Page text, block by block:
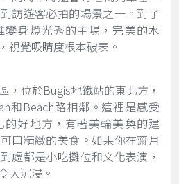
訪遊客必拍的場景之一。到了
身燈光秀的主場，完美的水
視覺吸睛度根本破表。
，位於Bugis地鐵站的東北方，
和Beach路相鄰。這裡是感受
好地方，有著美輪美奐的建
口精緻的美食。如果你在齋月
處都是小吃攤位和文化表演，
人沉浸。